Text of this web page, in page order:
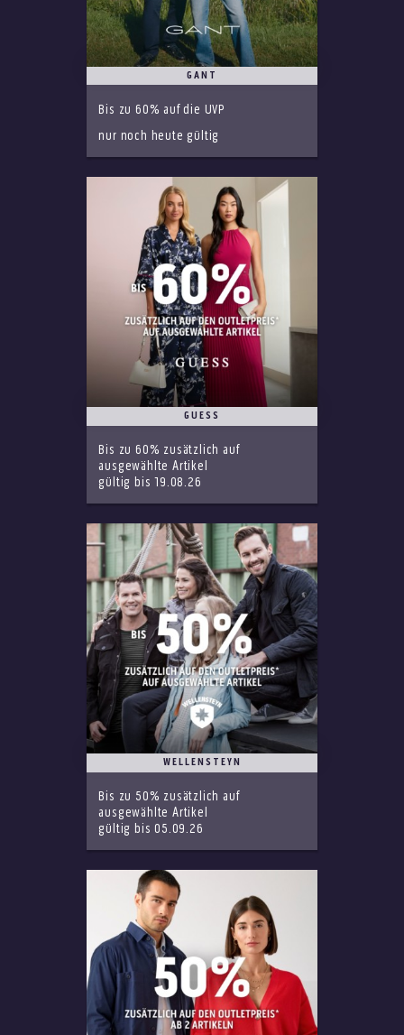
GANT
Bis zu 60% auf die UVP
nur noch heute gültig
GUESS
Bis zu 60% zusätzlich auf
ausgewählte Artikel
gültig bis 19.08.26
WELLENSTEYN
Bis zu 50% zusätzlich auf
ausgewählte Artikel
gültig bis 05.09.26